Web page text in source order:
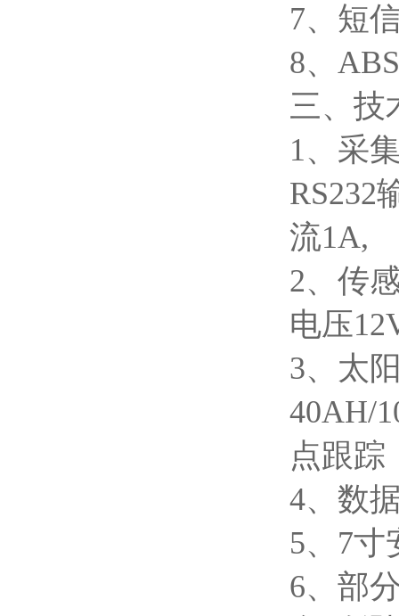
7、短
8、
三、技
1、采
RS232
流1A,
2、传
电压
3、太
40AH/
点跟踪
4、数
5、7寸
6、部